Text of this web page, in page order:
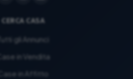
CERCA CASA
Tutti gli Annunci
Case in Vendita
Case in Affitto